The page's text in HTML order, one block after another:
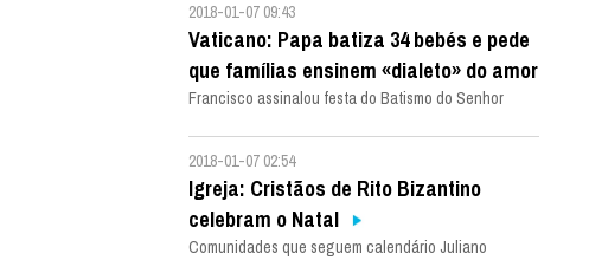
2018-01-07 09:43
Vaticano: Papa batiza 34 bebés e pede
que famílias ensinem «dialeto» do amor
Francisco assinalou festa do Batismo do Senhor
2018-01-07 02:54
Igreja: Cristãos de Rito Bizantino
celebram o Natal
Comunidades que seguem calendário Juliano